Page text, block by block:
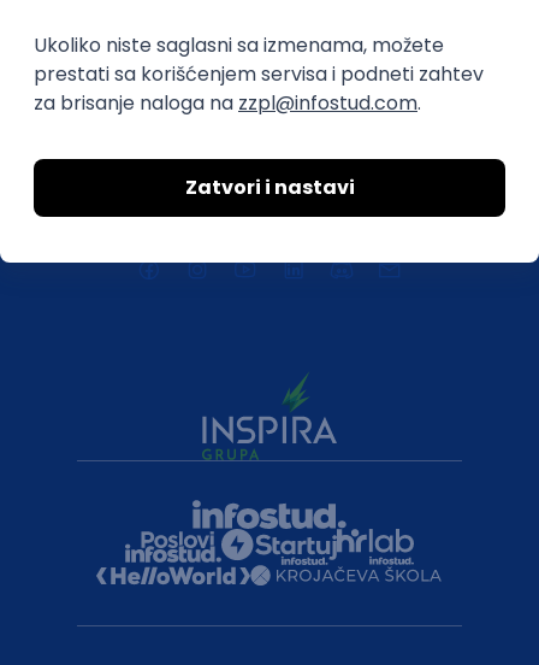
Uslovi korišćenja
Politika privatnosti
Uklonjeni profili poslodavaca
Druželjubivi smo!